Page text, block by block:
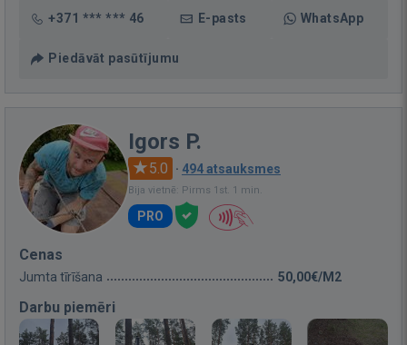
+371 *** *** 46 E-pasts WhatsApp
Piedāvāt pasūtījumu
Igors P.
5.0 · 494 atsauksmes
Bija vietnē: Pirms 1st. 1 min.
PRO
Cenas
Jumta tīrīšana 50,00€/M2
Darbu piemēri